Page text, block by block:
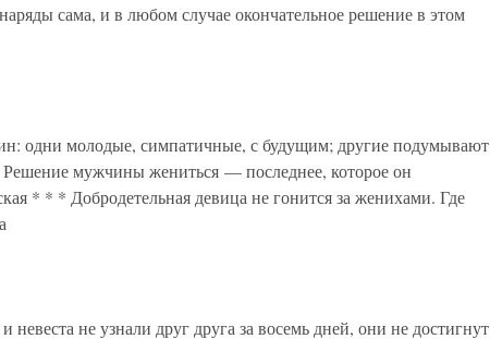
сама, и в любом случае окончательное решение в этом
одни молодые, симпатичные, с будущим; другие подумывают
мужчины жениться — последнее, которое он
* * * Добродетельная девица не гонится за женихами. Где
не узнали друг друга за восемь дней, они не достигнут